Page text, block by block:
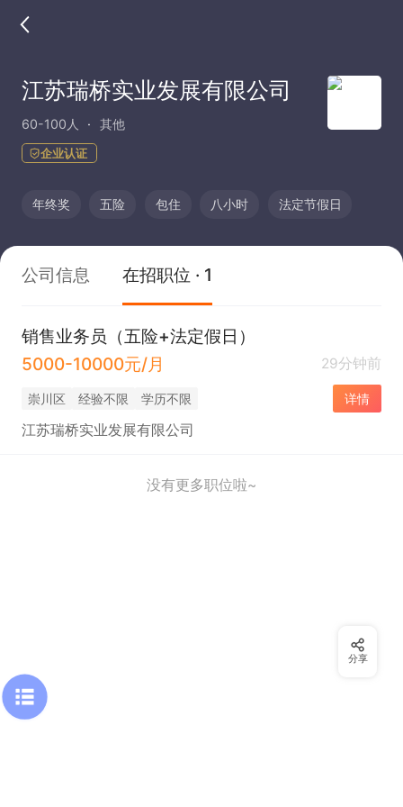
江苏瑞桥实业发展有限公司
60-100人 其他
企业认证
年终奖 五险 包住 八小时 法定节假日
公司信息 在招职位 · 1
销售业务员（五险+法定假日）
5000-10000元/月
29分钟前
崇川区 经验不限 学历不限 详情
江苏瑞桥实业发展有限公司
没有更多职位啦~
分享